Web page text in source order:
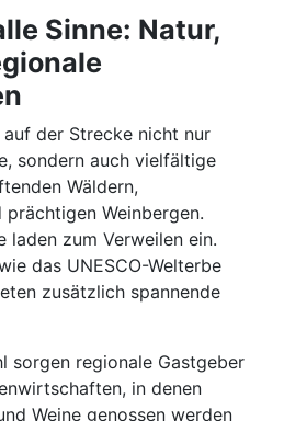
Sinne: Natur,
der Strecke nicht nur
sondern auch vielfältige
Wäldern,
Weinbergen.
laden zum Verweilen ein.
das UNESCO-Welterbe
zusätzlich spannende
sorgen regionale Gastgeber
in denen
Weine genossen werden